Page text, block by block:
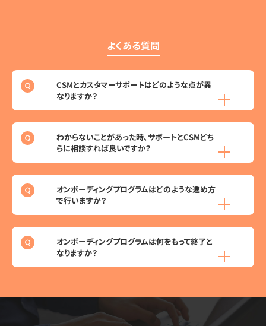
よくある質問
CSMとカスタマーサポートはどのような点が異
なりますか？
わからないことがあった時、サポートとCSMどち
らに相談すれば良いですか？
オンボーディングプログラムはどのような進め方
で行いますか？
オンボーディングプログラムは何をもって終了と
なりますか？